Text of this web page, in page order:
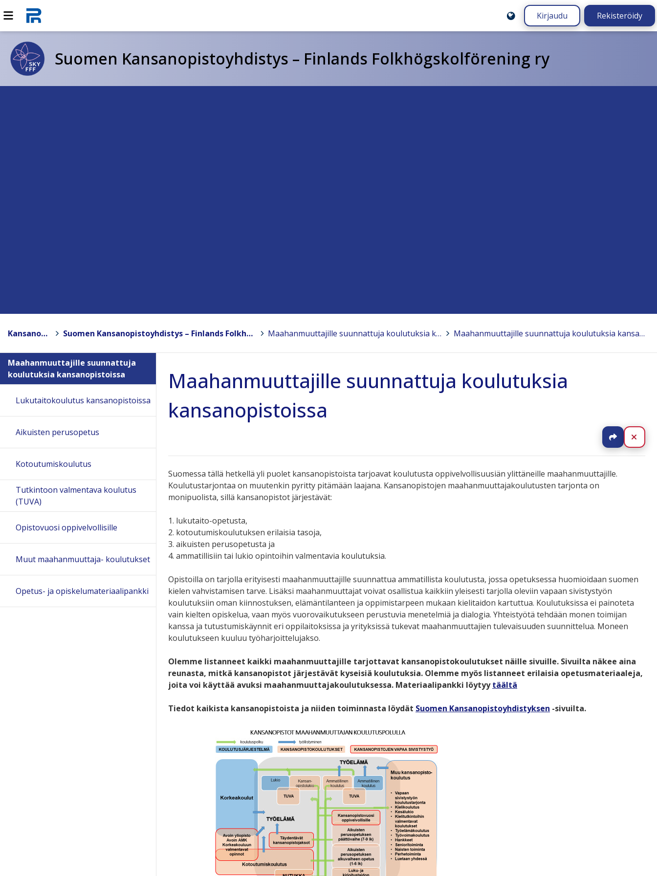
Kirjaudu Rekisteröidy
Suomen Kansanopistoyhdistys – Finlands Folkhögskolförening ry
Kansanopistot > Suomen Kansanopistoyhdistys – Finlands Folkhögskolförening ry > Maahanmuuttajille suunnattuja koulutuksia kansanopistoissa > Maahanmuuttajille suunnattuja koulutuksia kansanopistoissa
Maahanmuuttajille suunnattuja koulutuksia
kansanopistoissa
Jaa
Suomessa tällä hetkellä yli puolet kansanopistoista tarjoavat koulutusta oppivelvollisuusiän ylittäneille maahanmuuttajille.
Koulutustarjontaa on muutenkin pyritty pitämään laajana. Kansanopistojen maahanmuuttajakoulutusten tarjonta on
monipuolista, sillä kansanopistot järjestävät:
1. lukutaito-opetusta,
2. kotoutumiskoulutuksen erilaisia tasoja,
3. aikuisten perusopetusta ja
4. ammatillisiin tai lukio opintoihin valmentavia koulutuksia.
Opistoilla on tarjolla erityisesti maahanmuuttajille suunnattua ammatillista koulutusta, jossa opetuksessa huomioidaan suomen
kielen vahvistamisen tarve. Lisäksi maahanmuuttajat voivat osallistua kaikkiin yleisesti tarjolla oleviin vapaan sivistystyön
koulutuksiin oman kiinnostuksen, elämäntilanteen ja oppimistarpeen mukaan kielitaidon kartuttua. Koulutuksissa ei painoteta
vain kielten opiskelua, vaan myös vuorovaikutukseen perustuvia menetelmiä ja dialogia. Yhteistyötä tehdään monen toimijan
kanssa ja tutustumiskäynnit eri oppilaitoksissa ja yrityksissä tukevat maahanmuuttajien tulevaisuuden suunnittelua. Moneen
koulutukseen kuuluu työharjoittelujakso.
Olemme listanneet kaikki maahanmuuttajille tarjottavat kansanopistokoulutukset näille sivuille. Sivuilta näkee aina
reunasta, mitkä kansanopistot järjestävät kyseisiä koulutuksia. Olemme myös listanneet erilaisia opetusmateriaaleja,
joita voi käyttää avuksi maahanmuuttajakoulutuksessa. Materiaalipankki löytyytäältä
Tiedot kaikista kansanopistoista ja niiden toiminnasta löydät Suomen Kansanopistoyhdistyksen -sivuilta.
Maahanmuuttajille suunnattuja
koulutuksia kansanopistoissa
Lukutaitokoulutus kansanopistoissa
Aikuisten perusopetus
Kotoutumiskoulutus
Tutkintoon valmentava koulutus
(TUVA)
Opistovuosi oppivelvollisille
Muut maahanmuuttaja- koulutukset
Opetus- ja opiskelumateriaalipankki